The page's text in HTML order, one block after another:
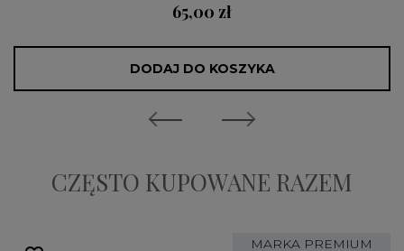
65,00 zł
DODAJ DO KOSZYKA
CZĘSTO KUPOWANE RAZEM
MARKA PREMIUM